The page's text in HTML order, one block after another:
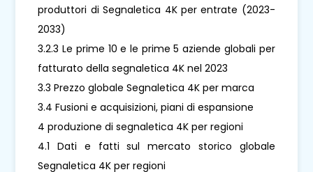
produttori di Segnaletica 4K per entrate (2023-
2033)
3.2.3 Le prime 10 e le prime 5 aziende globali per
fatturato della segnaletica 4K nel 2023
3.3 Prezzo globale Segnaletica 4K per marca
3.4 Fusioni e acquisizioni, piani di espansione
4 produzione di segnaletica 4K per regioni
4.1 Dati e fatti sul mercato storico globale
Segnaletica 4K per regioni